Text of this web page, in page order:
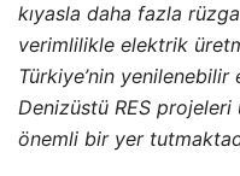
kıyasla daha fazla
verimlilikle elektrik
Türkiye’nin
Denizüstü RES
önemli bir yer